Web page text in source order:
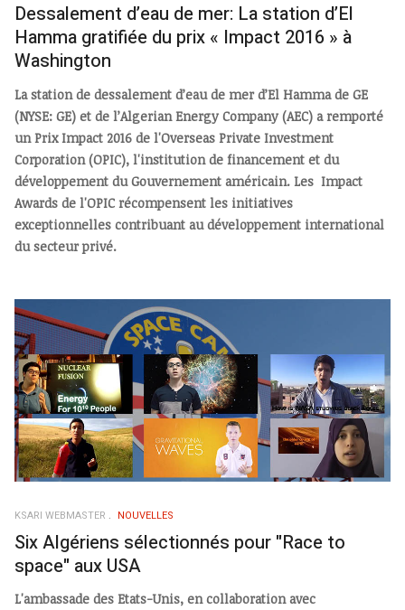
Dessalement d’eau de mer: La station d’El
Hamma gratifiée du prix « Impact 2016 » à
Washington
La station de dessalement d’eau de mer d’El Hamma de GE
(NYSE: GE) et de l’Algerian Energy Company (AEC) a remporté
un Prix Impact 2016 de l'Overseas Private Investment
Corporation (OPIC), l'institution de financement et du
développement du Gouvernement américain. Les Impact
Awards de l'OPIC récompensent les initiatives
exceptionnelles contribuant au développement international
du secteur privé.
KSARI WEBMASTER NOUVELLES
Six Algériens sélectionnés pour "Race to
space" aux USA
L'ambassade des Etats-Unis, en collaboration avec